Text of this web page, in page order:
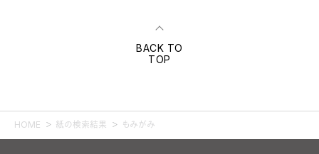
BACK TO
TOP
HOME 紙の検索結果 もみがみ